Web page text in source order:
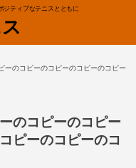
ティブなテニスとともに
ーのコピーのコピーのコピーのコピー
のコピーのコピー
ピーのコピーのコ